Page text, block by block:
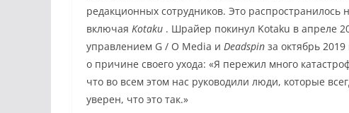
редакционных сотрудников. Это распространилось
включая Kotaku . Шрайер покинул Kotaku в апреле
управлением G / O Media и Deadspin за октябрь 2019
о причине своего ухода: «Я пережил много
что во всем этом нас руководили люди, которые
уверен, что это так.»